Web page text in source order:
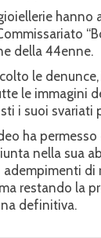
hanno
della 44enne.
le
le immagini
i suoi
ha
nella sua
di
restando la
definitiva.